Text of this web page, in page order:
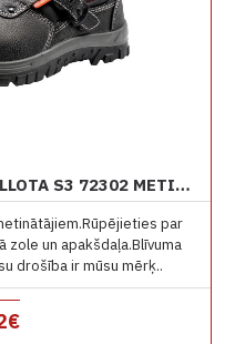
DARBA DROŠĪBAS APAVI BELLOTA S3 72302 METINĀŠANAI
par
zole un apakšdaļa.Blīvuma
drošība ir mūsu mērķ..